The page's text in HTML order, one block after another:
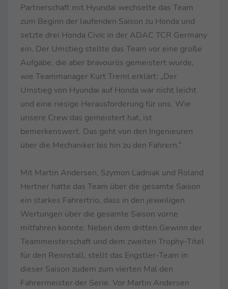
Partnerschaft mit Hyundai wechselte das Team
zum Beginn der laufenden Saison zu Honda und
setzte drei Honda Civic in der ADAC TCR Germany
ein. Der Umstieg stellte das Team vor eine große
Aufgabe, die aber bravourös gemeistert wurde,
wie Teammanager Kurt Treml erklärt: „Der
Umstieg von Hyundai auf Honda war nicht leicht
und eine riesige Herausforderung für uns. Wie
unsere Crew das gemeistert hat, ist
bemerkenswert. Das geht von den Ingenieuren
über die Mechaniker bis hin zu den Fahrern.“
Mit Martin Andersen, Szymon Ladniak und Roland
Hertner hatte das Team über die gesamte Saison
ein starkes Fahrertrio, dass in den jeweiligen
Wertungen über die gesamte Saison vorne
mitfahren konnte. Neben dem dritten Gewinn der
Teammeisterschaft und dem zweiten Trophy-Titel
für den Rennstall, stellt das Engstler-Team in
dieser Saison zudem zum vierten Mal den
Fahrermeister der Serie. Vor Martin Andersen